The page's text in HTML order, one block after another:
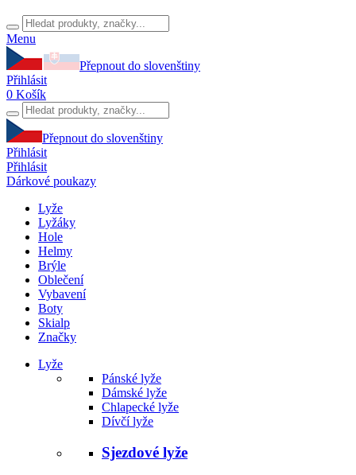
Menu
Přepnout do slovenštiny
Přihlásit
0 Košík
Přepnout do slovenštiny
Přihlásit
Přihlásit
Dárkové poukazy
Lyže
Lyžáky
Hole
Helmy
Brýle
Oblečení
Vybavení
Boty
Skialp
Značky
Lyže
Pánské lyže
Dámské lyže
Chlapecké lyže
Dívčí lyže
Sjezdové lyže